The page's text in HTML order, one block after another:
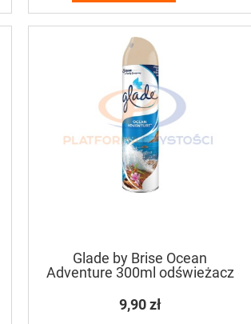
Glade by Brise Ocean
Adventure 300ml odświeżacz
9,90 zł